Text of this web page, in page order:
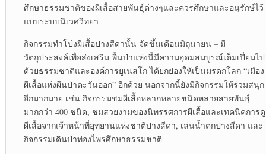
ศึกษาธรรมชาติของผีเสื้อสายพันธุ์ต่างๆและควรศึกษาและอนุรักษ์ไว้
แบบระบบนิเวศวิทยา
กิจกรรมทำโป่งผีเสื้อปางสีดานั้น จัดขึ้นเดือนมิถุนายน – มี
วัตถุประสงค์เพื่อส่งเสริม พื้นป่าแห่งนี้มีความอุดมสมบูรณ์เต็มเปี่ยมไป
ด้วยธรรมชาติและองค์การยูเนสโก ได้ยกย่องให้เป็นมรดกโลก “เมือง
ผีเสื้อแห่งผืนป่าตะวันออก” อีกด้วย นอกจากนี้ยังมีกิจกรรมให้ร่วมสนุก
อีกมากมาย เช่น กิจกรรมชมผีเสื้อหลากหลายชนิดหลายสายพันธุ์
มากกว่า 400 ชนิด, ชมสวยงามของนิทรรศการผีเสื้อและเทคนิคการดู
ผีเสื้อจากเจ้าหน้าที่อุทยานแห่งชาติปางสีดา, เล่นน้ำตกปางสีดา และ
กิจกรรมเดินป่าท่องไพรศึกษาธรรมชาติ